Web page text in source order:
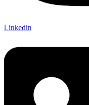
Linkedin